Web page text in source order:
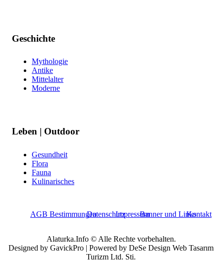
Geschichte
Mythologie
Antike
Mittelalter
Moderne
Leben | Outdoor
Gesundheit
Flora
Fauna
Kulinarisches
AGB BestimmungenDatenschutzImpressumBanner und LinksKontakt
Alaturka.Info © Alle Rechte vorbehalten.
Designed by GavickPro | Powered by DeSe Design Web Tasarım
Turizm Ltd. Sti.